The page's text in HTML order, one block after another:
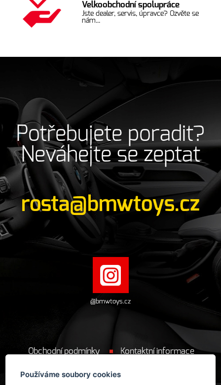
Používáme soubory cookies
Velkoobchodní spolupráce
Jste dealer, servis, úpravce? Ozvěte se
nám...
Potřebujete poradit?
Neváhejte se zeptat
rosta@bmwtoys.cz
@bmwtoys.cz
Obchodní podmínky Kontaktní informace
Cookie